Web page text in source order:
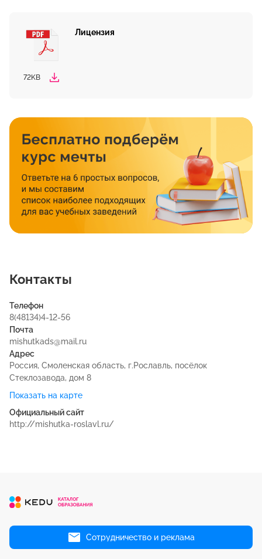
Лицензия
72KB
Контакты
Телефон
8(48134)4-12-56
Почта
mishutkads@mail.ru
Адрес
Россия, Смоленская область, г.Рославль, посёлок
Стеклозавода, дом 8
Показать на карте
Официальный сайт
http://mishutka-roslavl.ru/
Сотрудничество и реклама